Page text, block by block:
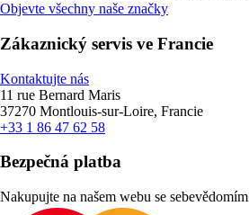
Objevte všechny naše značky
Zákaznický servis ve Francie
Kontaktujte nás
11 rue Bernard Maris
37270 Montlouis-sur-Loire, Francie
+33 1 86 47 62 58
Bezpečná platba
Nakupujte na našem webu se sebevědomím